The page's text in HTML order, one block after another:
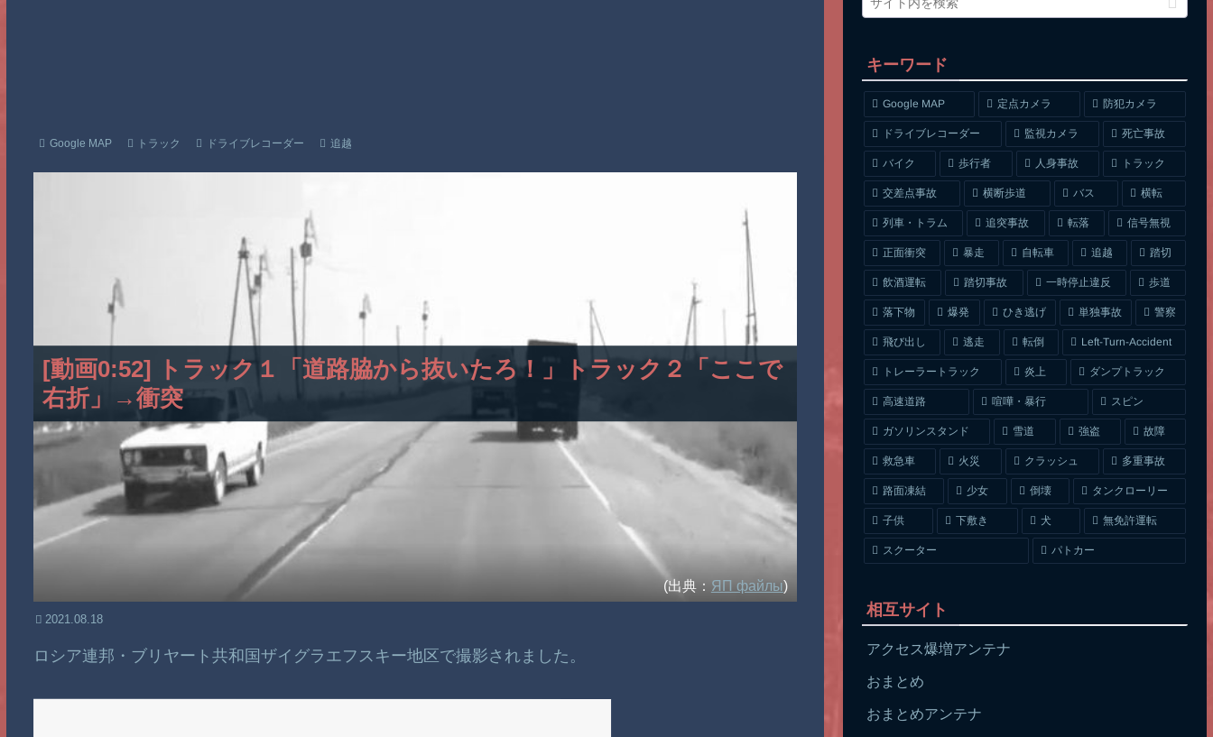
Google MAP トラック ドライブレコーダー 追越
[動画0:52] トラック１「道路脇から抜いたろ！」トラック２「ここで
右折」→衝突
(出典： ЯП файлы)
2021.08.18
ロシア連邦・ブリヤート共和国ザイグラエフスキー地区で撮影されました。
キーワード
Google MAP 定点カメラ 防犯カメラ
ドライブレコーダー 監視カメラ 死亡事故
バイク 歩行者 人身事故 トラック
交差点事故 横断歩道 バス 横転
列車・トラム 追突事故 転落 信号無視
正面衝突 暴走 自転車 追越 踏切
飲酒運転 踏切事故 一時停止違反 歩道
落下物 爆発 ひき逃げ 単独事故 警察
飛び出し 逃走 転倒 Left-Turn-Accident
トレーラートラック 炎上 ダンプトラック
高速道路 喧嘩・暴行 スピン
ガソリンスタンド 雪道 強盗 故障
救急車 火災 クラッシュ 多重事故
路面凍結 少女 倒壊 タンクローリー
子供 下敷き 犬 無免許運転
スクーター パトカー
相互サイト
アクセス爆増アンテナ
おまとめ
おまとめアンテナ